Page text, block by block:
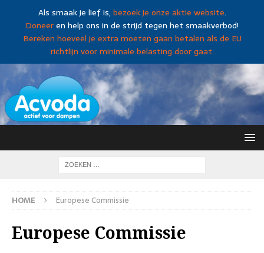
Als smaak je lief is,bezoek je onze aktie website.
Doneeren help ons in de strijd tegen het smaakverbod!
Bereken hoeveel je extra moeten gaan betalen als de EU
richtlijn voor minimale belasting door gaat.
HOME Europese Commissie
Europese Commissie